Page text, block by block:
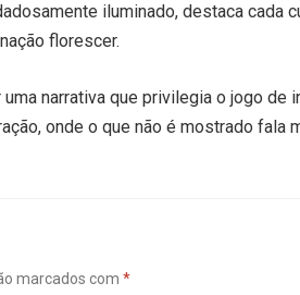
iluminado, destaca cada
florescer.
narrativa que privilegia o jogo de
onde o que não é mostrado fala
marcados com*